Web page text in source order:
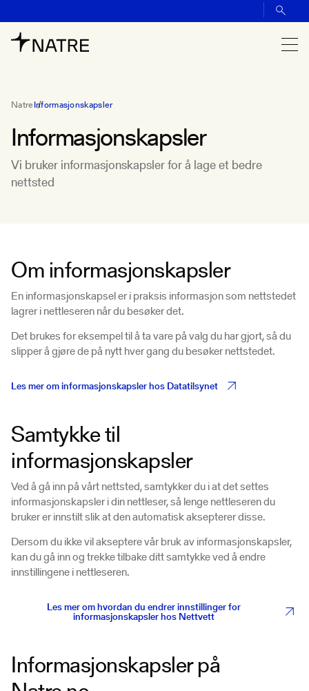
NatreInformasjonskapsler
Informasjonskapsler
Vi bruker informasjonskapsler for å lage et bedre
nettsted
Om informasjonskapsler
En informasjonskapsel er i praksis informasjon som nettstedet
lagrer i nettleseren når du besøker det.
Det brukes for eksempel til å ta vare på valg du har gjort, så du
slipper å gjøre de på nytt hver gang du besøker nettstedet.
‍Les mer om informasjonskapsler hos Datatilsynet
Samtykke til
informasjonskapsler
Ved å gå inn på vårt nettsted, samtykker du i at det settes
informasjonskapsler i din nettleser, så lenge nettleseren du
bruker er innstilt slik at den automatisk aksepterer disse.
Dersom du ikke vil akseptere vår bruk av informasjonskapsler,
kan du gå inn og trekke tilbake ditt samtykke ved å endre
innstillingene i nettleseren.
Les mer om hvordan du endrer innstillinger for
informasjonskapsler hos Nettvett
Informasjonskapsler på